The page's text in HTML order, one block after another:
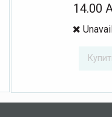
14.00